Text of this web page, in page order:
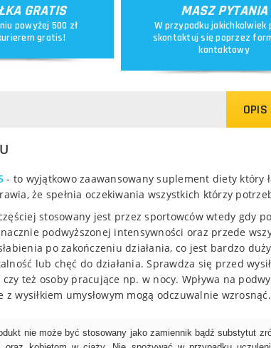
GRATIS
powyżej 500 zł
gratis!
MASZ PYTANIA
W przypadku jakichkolwiek
skontaktuj się poprzez
kontaktowy
OPIS
- to wyjątkowo zaawansowany suplement diety który
że spełnia oczekiwania wszystkich którzy
stosowany jest przez sportowców wtedy gdy
podwyższonej intensywności oraz przede
po zakończeniu działania, co jest bardzo
lub chęć do działania. Sprawdza się przed
też osoby pracujące np. w nocy. Wpływa na
z wysiłkiem umysłowym mogą odczuwalnie